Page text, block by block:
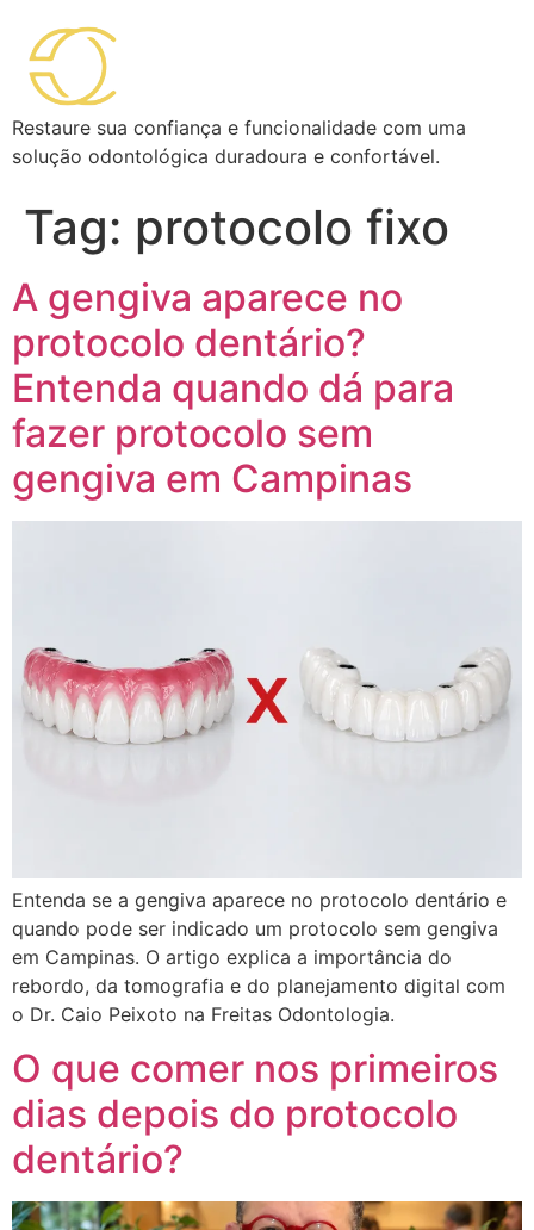
Restaure sua confiança e funcionalidade com uma
solução odontológica duradoura e confortável.
Tag: protocolo fixo
A gengiva aparece no
protocolo dentário?
Entenda quando dá para
fazer protocolo sem
gengiva em Campinas
Entenda se a gengiva aparece no protocolo dentário e
quando pode ser indicado um protocolo sem gengiva
em Campinas. O artigo explica a importância do
rebordo, da tomografia e do planejamento digital com
o Dr. Caio Peixoto na Freitas Odontologia.
O que comer nos primeiros
dias depois do protocolo
dentário?